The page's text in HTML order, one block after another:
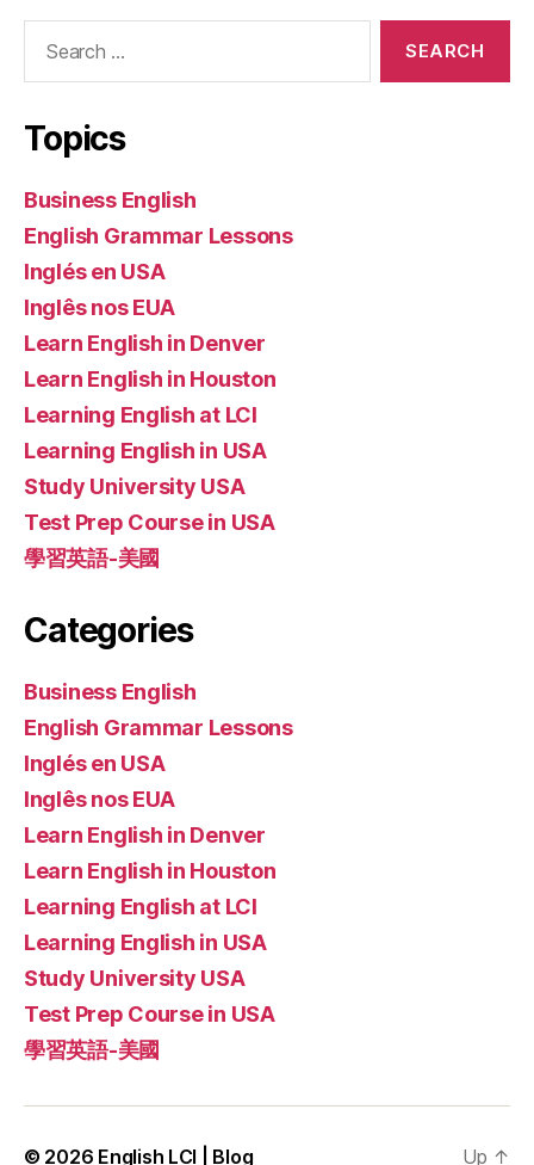
Topics
Business English
English Grammar Lessons
Inglés en USA
Inglês nos EUA
Learn English in Denver
Learn English in Houston
Learning English at LCI
Learning English in USA
Study University USA
Test Prep Course in USA
學習英語-美國
Categories
Business English
English Grammar Lessons
Inglés en USA
Inglês nos EUA
Learn English in Denver
Learn English in Houston
Learning English at LCI
Learning English in USA
Study University USA
Test Prep Course in USA
學習英語-美國
© 2026 English LCI | Blog Up ↑